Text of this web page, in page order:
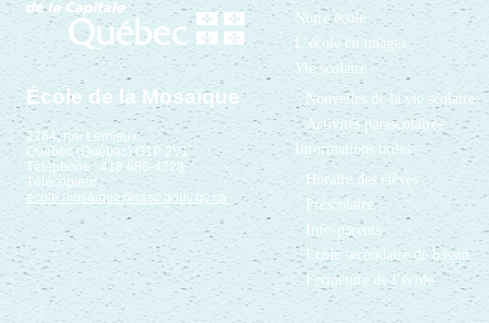
École de la Mosaïque
2264, rue Lemieux
Québec (Québec) G1P 2V1
Téléphone : 418 686-4728
Télécopieur :
ecole.mosaique@cssc.gouv.qc.ca
Notre école
L’école en images
Vie scolaire
Nouvelles de la vie scolaire
Activités parascolaires
Informations utiles
Horaire des élèves
Préscolaire
Info-parents
École secondaire de bassin
Fermeture de l’école